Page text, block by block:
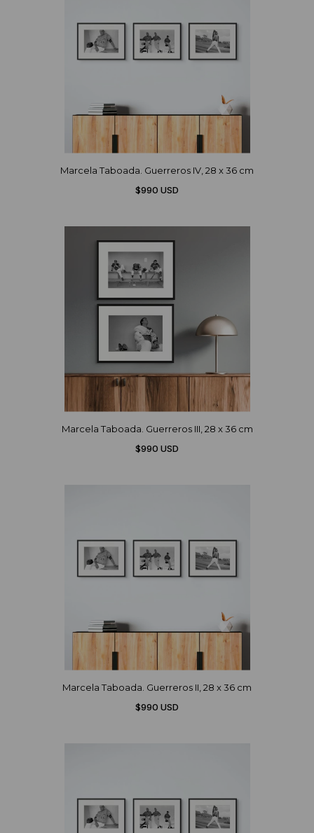
Marcela Taboada. Guerreros IV, 28 x 36 cm
$990 USD
Marcela Taboada. Guerreros III, 28 x 36 cm
$990 USD
Marcela Taboada. Guerreros II, 28 x 36 cm
$990 USD